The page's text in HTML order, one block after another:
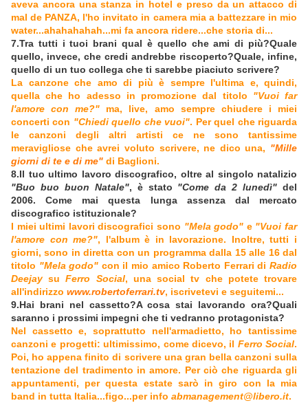
aveva ancora una stanza in hotel e preso da un attacco di
mal de PANZA, l'ho invitato in camera mia a battezzare in mio
water...ahahahahah...mi fa ancora ridere...che storia di...
7.Tra tutti i tuoi brani qual è quello che ami di più?Quale
quello, invece, che credi andrebbe riscoperto?Quale, infine,
quello di un tuo collega che ti sarebbe piaciuto scrivere?
La canzone che amo di più è sempre l'ultima e, quindi,
quella che ho adesso in promozione dal titolo "Vuoi far
l'amore con me?" ma, live, amo sempre chiudere i miei
concerti con "Chiedi quello che vuoi". Per quel che riguarda
le canzoni degli altri artisti ce ne sono tantissime
meravigliose che avrei voluto scrivere, ne dico una, "Mille
giorni di te e di me" di Baglioni.
8.Il tuo ultimo lavoro discografico, oltre al singolo natalizio
"Buo buo buon Natale", è stato "Come da 2 lunedì" del
2006. Come mai questa lunga assenza dal mercato
discografico istituzionale?
I miei ultimi lavori discografici sono "Mela godo" e "Vuoi far
l'amore con me?", l'album è in lavorazione. Inoltre, tutti i
giorni, sono in diretta con un programma dalla 15 alle 16 dal
titolo "Mela godo" con il mio amico Roberto Ferrari diRadio
DeejaysuFerro Social, una social tv che potete trovare
all'indirizzo www.robertoferrari.tv, iscrivetevi e seguitemi...
9.Hai brani nel cassetto?A cosa stai lavorando ora?Quali
saranno i prossimi impegni che ti vedranno protagonista?
Nel cassetto e, soprattutto nell'armadietto, ho tantissime
canzoni e progetti: ultimissimo, come dicevo, il Ferro Social.
Poi, ho appena finito di scrivere una gran bella canzoni sulla
tentazione del tradimento in amore. Per ciò che riguarda gli
appuntamenti, per questa estate sarò in giro con la mia
band in tutta Italia...figo...per info abmanagement@libero.it.